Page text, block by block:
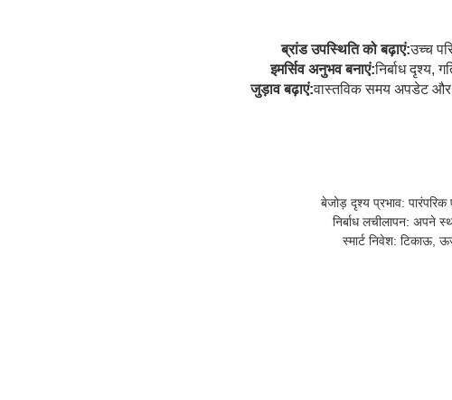
ब्रांड उपस्थिति को बढ़ाएं:उच्च
इमर्सिव अनुभव बनाएं:निर्बाध दृश्य,
जुड़ाव बढ़ाएं:वास्तविक समय अपडेट और
बेजोड़ दृश्य प्रभाव:
निर्बाध लचीलापन: अपने
स्मार्ट निवेश: टिकाऊ,